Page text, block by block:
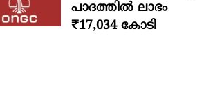
പാദത്തില്‍ ലാഭം
₹17,034 കോടി